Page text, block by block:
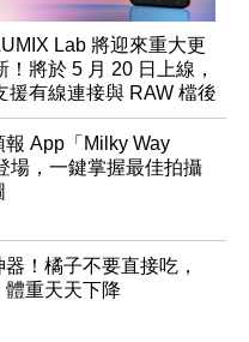
Lab 將迎來重大更
！將於 5 月 20 日上線，
援有線連接與 RAW 檔後
報 App「Milky Way
場，一鍵掌握最佳拍攝
！橘子不要直接吃，
體重天天下降